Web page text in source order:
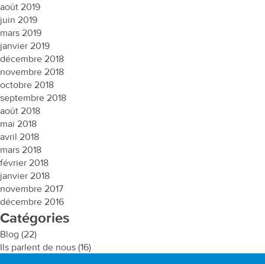
août 2019
juin 2019
mars 2019
janvier 2019
décembre 2018
novembre 2018
octobre 2018
septembre 2018
août 2018
mai 2018
avril 2018
mars 2018
février 2018
janvier 2018
novembre 2017
décembre 2016
Catégories
Blog (22)
Ils parlent de nous (16)